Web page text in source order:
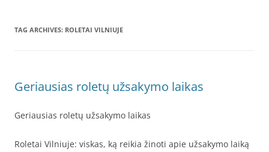
TAG ARCHIVES: ROLETAI VILNIUJE
Geriausias roletų užsakymo laikas
Geriausias roletų užsakymo laikas
Roletai Vilniuje: viskas, ką reikia žinoti apie užsakymo laiką